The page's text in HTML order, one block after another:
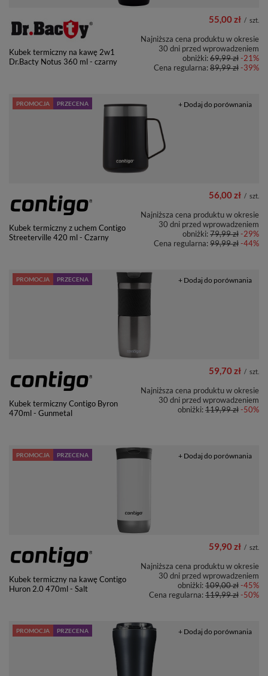
Kubek termiczny na kawę 2w1
Dr.Bacty Notus 360 ml - czarny
55,00 zł / szt.
Najniższa cena produktu w okresie
30 dni przed wprowadzeniem
obniżki:69,99 zł-21%
Cena regularna:89,99 zł-39%
PROMOCJA PRZECENA
Kubek termiczny z uchem Contigo
Streeterville 420 ml - Czarny
56,00 zł / szt.
Najniższa cena produktu w okresie
30 dni przed wprowadzeniem
obniżki:79,99 zł-29%
Cena regularna:99,99 zł-44%
+ Dodaj do porównania
PROMOCJA PRZECENA
Kubek termiczny Contigo Byron
470ml - Gunmetal
59,70 zł / szt.
Najniższa cena produktu w okresie
30 dni przed wprowadzeniem
obniżki:119,99 zł-50%
+ Dodaj do porównania
PROMOCJA PRZECENA
Kubek termiczny na kawę Contigo
Huron 2.0 470ml - Salt
59,90 zł / szt.
Najniższa cena produktu w okresie
30 dni przed wprowadzeniem
obniżki:109,00 zł-45%
Cena regularna:119,99 zł-50%
+ Dodaj do porównania
PROMOCJA PRZECENA + Dodaj do porównania